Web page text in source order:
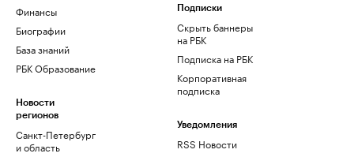
Финансы
Биографии
База знаний
РБК Образование
Новости
регионов
Санкт-Петербург
и область
Подписки
Скрыть баннеры
на РБК
Подписка на РБК
Корпоративная
подписка
Уведомления
RSS Новости